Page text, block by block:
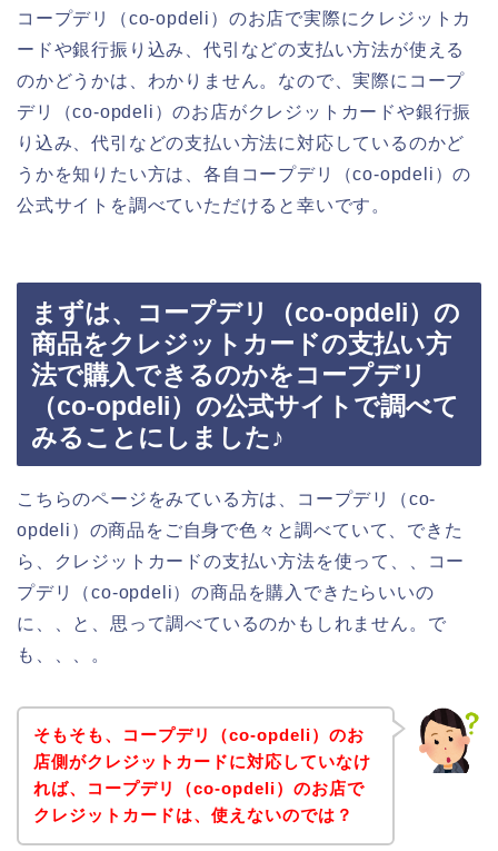
コープデリ（co-opdeli）のお店で実際にクレジットカ
ードや銀行振り込み、代引などの支払い方法が使える
のかどうかは、わかりません。なので、実際にコープ
デリ（co-opdeli）のお店がクレジットカードや銀行振
り込み、代引などの支払い方法に対応しているのかど
うかを知りたい方は、各自コープデリ（co-opdeli）の
公式サイトを調べていただけると幸いです。
まずは、コープデリ（co-opdeli）の
商品をクレジットカードの支払い方
法で購入できるのかをコープデリ
（co-opdeli）の公式サイトで調べて
みることにしました♪
こちらのページをみている方は、コープデリ（co-
opdeli）の商品をご自身で色々と調べていて、できた
ら、クレジットカードの支払い方法を使って、、コー
プデリ（co-opdeli）の商品を購入できたらいいの
に、、と、思って調べているのかもしれません。で
も、、、。
そもそも、コープデリ（co-opdeli）のお
店側がクレジットカードに対応していなけ
れば、コープデリ（co-opdeli）のお店で
クレジットカードは、使えないのでは？